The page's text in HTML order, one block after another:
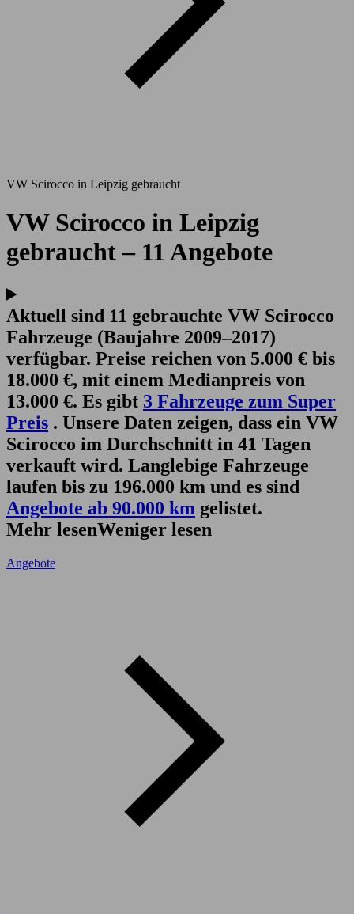
VW Scirocco in Leipzig gebraucht
VW Scirocco in Leipzig
gebraucht – 11 Angebote
Aktuell sind 11 gebrauchte VW Scirocco
Fahrzeuge (Baujahre 2009–2017)
verfügbar. Preise reichen von 5.000 € bis
18.000 €, mit einem Medianpreis von
13.000 €. Es gibt 3 Fahrzeuge zum Super
Preis . Unsere Daten zeigen, dass ein VW
Scirocco im Durchschnitt in 41 Tagen
verkauft wird. Langlebige Fahrzeuge
laufen bis zu 196.000 km und es sind
Angebote ab 90.000 km gelistet.
Mehr lesenWeniger lesen
Angebote